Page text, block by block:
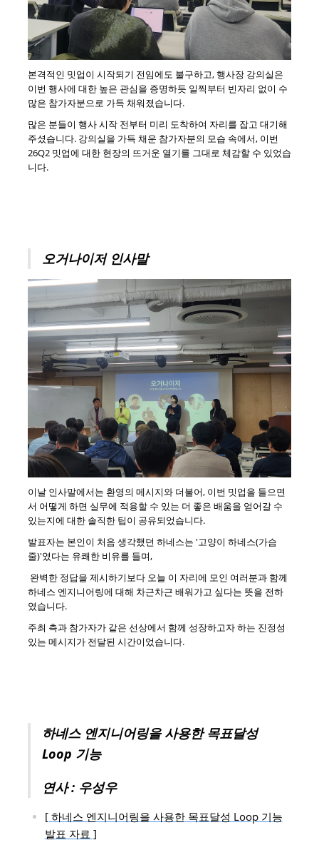
본격적인 밋업이 시작되기 전임에도 불구하고, 행사장 강의실은
이번 행사에 대한 높은 관심을 증명하듯 일찍부터 빈자리 없이 수
많은 참가자분으로 가득 채워졌습니다.
많은 분들이 행사 시작 전부터 미리 도착하여 자리를 잡고 대기해
주셨습니다. 강의실을 가득 채운 참가자분의 모습 속에서, 이번
26Q2 밋업에 대한 현장의 뜨거운 열기를 그대로 체감할 수 있었습
니다.
오거나이저 인사말
이날 인사말에서는 환영의 메시지와 더불어, 이번 밋업을 들으면
서 어떻게 하면 실무에 적용할 수 있는 더 좋은 배움을 얻어갈 수
있는지에 대한 솔직한 팁이 공유되었습니다.
발표자는 본인이 처음 생각했던 하네스는 '고양이 하네스(가슴
줄)'였다는 유쾌한 비유를 들며,
완벽한 정답을 제시하기보다 오늘 이 자리에 모인 여러분과 함께
하네스 엔지니어링에 대해 차근차근 배워가고 싶다는 뜻을 전하
였습니다.
주최 측과 참가자가 같은 선상에서 함께 성장하고자 하는 진정성
있는 메시지가 전달된 시간이었습니다.
하네스 엔지니어링을 사용한 목표달성
Loop 기능
연사 : 우성우
[ 하네스 엔지니어링을 사용한 목표달성 Loop 기능
발표 자료 ]